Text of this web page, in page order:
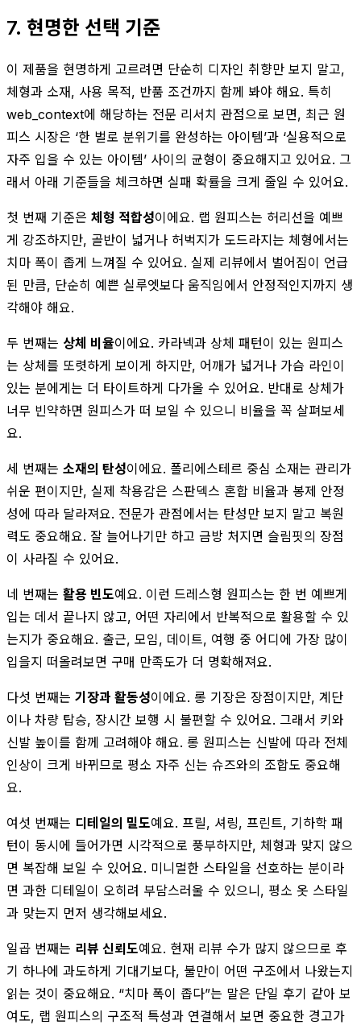
7. 현명한 선택 기준
이 제품을 현명하게 고르려면 단순히 디자인 취향만 보지 말고,
체형과 소재, 사용 목적, 반품 조건까지 함께 봐야 해요. 특히
web_context에 해당하는 전문 리서치 관점으로 보면, 최근 원
피스 시장은 ‘한 벌로 분위기를 완성하는 아이템’과 ‘실용적으로
자주 입을 수 있는 아이템’ 사이의 균형이 중요해지고 있어요. 그
래서 아래 기준들을 체크하면 실패 확률을 크게 줄일 수 있어요.
첫 번째 기준은 체형 적합성이에요. 랩 원피스는 허리선을 예쁘
게 강조하지만, 골반이 넓거나 허벅지가 도드라지는 체형에서는
치마 폭이 좁게 느껴질 수 있어요. 실제 리뷰에서 벌어짐이 언급
된 만큼, 단순히 예쁜 실루엣보다 움직임에서 안정적인지까지 생
각해야 해요.
두 번째는 상체 비율이에요. 카라넥과 상체 패턴이 있는 원피스
는 상체를 또렷하게 보이게 하지만, 어깨가 넓거나 가슴 라인이
있는 분에게는 더 타이트하게 다가올 수 있어요. 반대로 상체가
너무 빈약하면 원피스가 떠 보일 수 있으니 비율을 꼭 살펴보세
요.
세 번째는 소재의 탄성이에요. 폴리에스테르 중심 소재는 관리가
쉬운 편이지만, 실제 착용감은 스판덱스 혼합 비율과 봉제 안정
성에 따라 달라져요. 전문가 관점에서는 탄성만 보지 말고 복원
력도 중요해요. 잘 늘어나기만 하고 금방 처지면 슬림핏의 장점
이 사라질 수 있어요.
네 번째는 활용 빈도예요. 이런 드레스형 원피스는 한 번 예쁘게
입는 데서 끝나지 않고, 어떤 자리에서 반복적으로 활용할 수 있
는지가 중요해요. 출근, 모임, 데이트, 여행 중 어디에 가장 많이
입을지 떠올려보면 구매 만족도가 더 명확해져요.
다섯 번째는 기장과 활동성이에요. 롱 기장은 장점이지만, 계단
이나 차량 탑승, 장시간 보행 시 불편할 수 있어요. 그래서 키와
신발 높이를 함께 고려해야 해요. 롱 원피스는 신발에 따라 전체
인상이 크게 바뀌므로 평소 자주 신는 슈즈와의 조합도 중요해
요.
여섯 번째는 디테일의 밀도예요. 프릴, 셔링, 프린트, 기하학 패
턴이 동시에 들어가면 시각적으로 풍부하지만, 체형과 맞지 않으
면 복잡해 보일 수 있어요. 미니멀한 스타일을 선호하는 분이라
면 과한 디테일이 오히려 부담스러울 수 있으니, 평소 옷 스타일
과 맞는지 먼저 생각해보세요.
일곱 번째는 리뷰 신뢰도예요. 현재 리뷰 수가 많지 않으므로 후
기 하나에 과도하게 기대기보다, 불만이 어떤 구조에서 나왔는지
읽는 것이 중요해요. “치마 폭이 좁다”는 말은 단일 후기 같아 보
여도, 랩 원피스의 구조적 특성과 연결해서 보면 중요한 경고가